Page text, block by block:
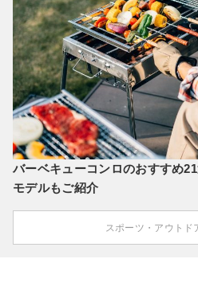
バーベキューコンロのおすすめ
モデルもご紹介
スポーツ・アウトド